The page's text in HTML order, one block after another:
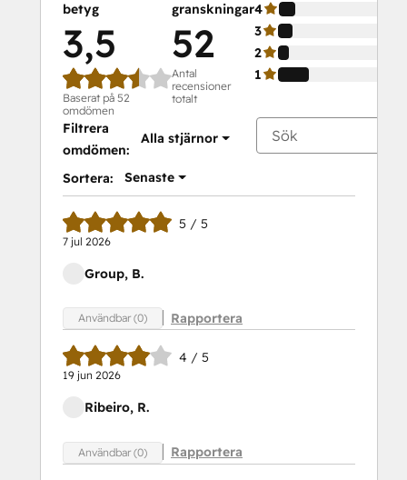
betyg
3,5
Baserat på 52
omdömen
granskningar
52
Antal
recensioner
totalt
4
3
2
1
Filtrera
omdömen:
Alla stjärnor
Sortera: Senaste
5 / 5
7 jul 2026
Group, B.
Användbar (0) Rapportera
4 / 5
19 jun 2026
Ribeiro, R.
Användbar (0) Rapportera